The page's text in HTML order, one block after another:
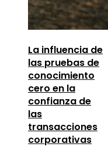
La influencia de
las pruebas de
conocimiento
cero en la
confianza de
las
transacciones
corporativas